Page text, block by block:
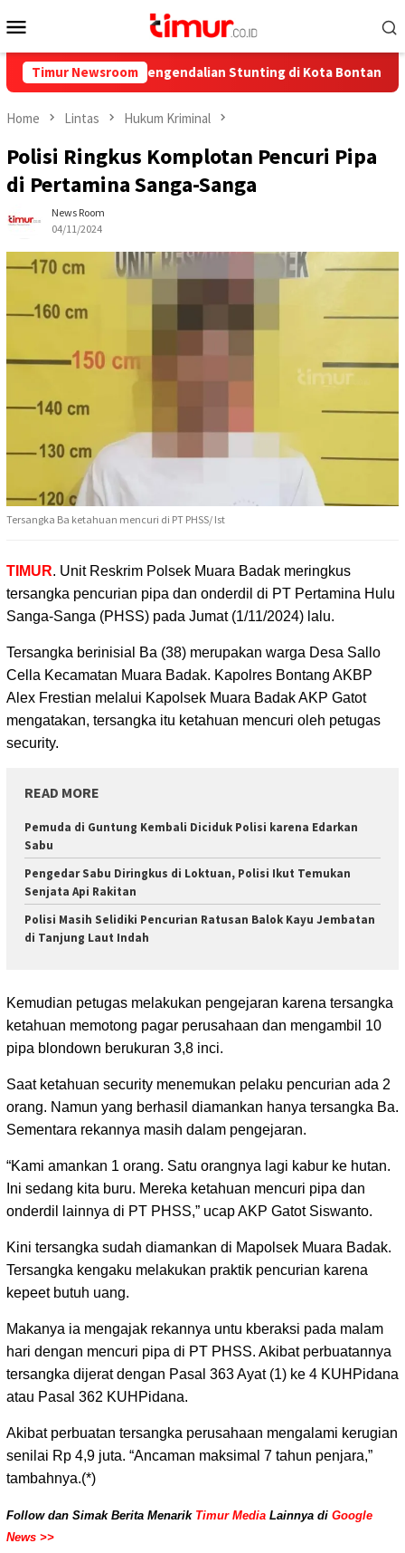
to
Menu
Timur Newsroom
untuk Pengendalian Stunting di Kota Bontang
Home Lintas Hukum Kriminal
Polisi Ringkus Komplotan Pencuri Pipa
di Pertamina Sanga-Sanga
News Room
04/11/2024
Tersangka Ba ketahuan mencuri di PT PHSS/ Ist
TIMUR. Unit Reskrim Polsek Muara Badak meringkus
tersangka pencurian pipa dan onderdil di PT Pertamina Hulu
Sanga-Sanga (PHSS) pada Jumat (1/11/2024) lalu.
Tersangka berinisial Ba (38) merupakan warga Desa Sallo
Cella Kecamatan Muara Badak. Kapolres Bontang AKBP
Alex Frestian melalui Kapolsek Muara Badak AKP Gatot
mengatakan, tersangka itu ketahuan mencuri oleh petugas
security.
READ MORE
Pemuda di Guntung Kembali Diciduk Polisi karena Edarkan
Sabu
Pengedar Sabu Diringkus di Loktuan, Polisi Ikut Temukan
Senjata Api Rakitan
Polisi Masih Selidiki Pencurian Ratusan Balok Kayu Jembatan
di Tanjung Laut Indah
Kemudian petugas melakukan pengejaran karena tersangka
ketahuan memotong pagar perusahaan dan mengambil 10
pipa blondown berukuran 3,8 inci.
Saat ketahuan security menemukan pelaku pencurian ada 2
orang. Namun yang berhasil diamankan hanya tersangka Ba.
Sementara rekannya masih dalam pengejaran.
“Kami amankan 1 orang. Satu orangnya lagi kabur ke hutan.
Ini sedang kita buru. Mereka ketahuan mencuri pipa dan
onderdil lainnya di PT PHSS,” ucap AKP Gatot Siswanto.
Kini tersangka sudah diamankan di Mapolsek Muara Badak.
Tersangka kengaku melakukan praktik pencurian karena
kepeet butuh uang.
Makanya ia mengajak rekannya untu kberaksi pada malam
hari dengan mencuri pipa di PT PHSS. Akibat perbuatannya
tersangka dijerat dengan Pasal 363 Ayat (1) ke 4 KUHPidana
atau Pasal 362 KUHPidana.
Akibat perbuatan tersangka perusahaan mengalami kerugian
senilai Rp 4,9 juta. “Ancaman maksimal 7 tahun penjara,”
tambahnya.(*)
Follow dan Simak Berita Menarik Timur Media Lainnya di Google
News >>